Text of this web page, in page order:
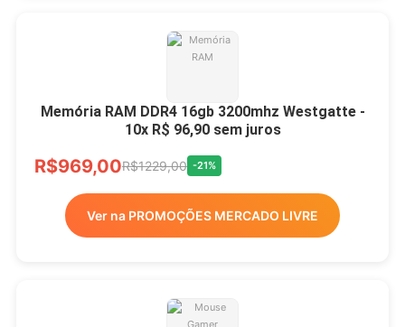
Memória RAM DDR4 16gb 3200mhz Westgatte -
10x R$ 96,90 sem juros
R$969,00R$1229,00 -21%
Ver na PROMOÇÕES MERCADO LIVRE